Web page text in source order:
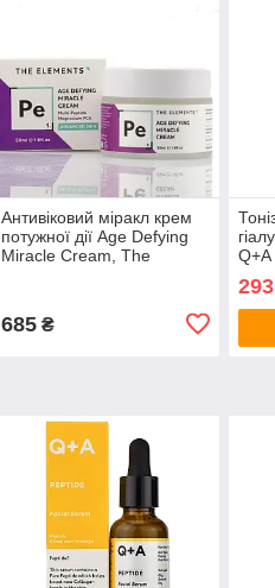
Антивіковий міракл крем
потужної дії Age Defying
Miracle Cream, The
685₴